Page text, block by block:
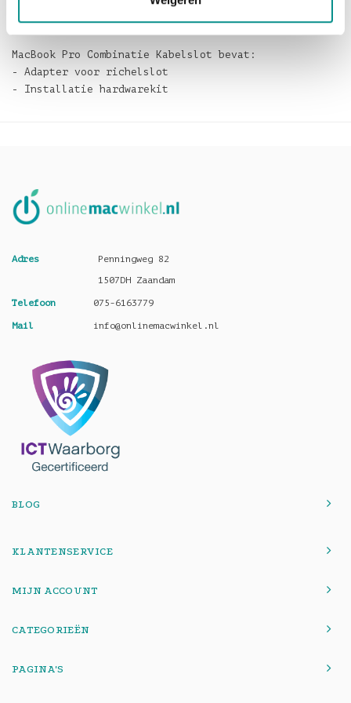
MacBook Pro Combinatie Kabelslot bevat:
- Adapter voor richelslot
- Installatie hardwarekit
Adres
Penningweg 82
1507DH Zaandam
Telefoon 075-6163779
Mail info@onlinemacwinkel.nl
BLOG
KLANTENSERVICE
MIJN ACCOUNT
CATEGORIEËN
PAGINA'S